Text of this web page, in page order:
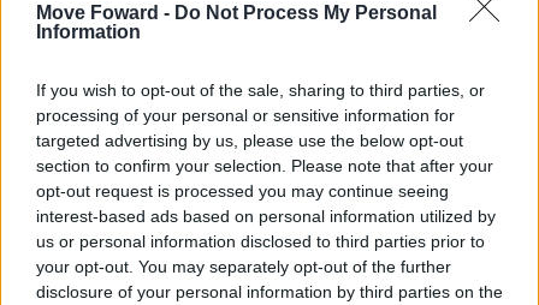
Move Foward - Do Not Process My Personal
Information
If you wish to opt-out of the sale, sharing to third parties, or
processing of your personal or sensitive information for
targeted advertising by us, please use the below opt-out
section to confirm your selection. Please note that after your
opt-out request is processed you may continue seeing
interest-based ads based on personal information utilized by
us or personal information disclosed to third parties prior to
your opt-out. You may separately opt-out of the further
disclosure of your personal information by third parties on the
ATARI“Adventure”, 1979 (Easter
Egg )
Nessuno si accorse di nulla per anni, fino a
che un ragazzo di 12 anni, ignaro della